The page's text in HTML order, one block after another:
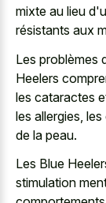
mixte au lieu
résistants aux
Les problèmes
Heelers
les cataractes
les allergies,
de la peau.
Les Blue
stimulation